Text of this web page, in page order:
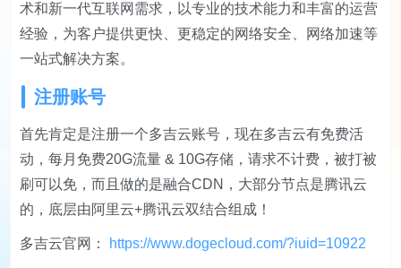
术和新一代互联网需求，以专业的技术能力和丰富的运营
经验，为客户提供更快、更稳定的网络安全、网络加速等
一站式解决方案。
注册账号
首先肯定是注册一个多吉云账号，现在多吉云有免费活
动，每月免费20G流量 & 10G存储，请求不计费，被打被
刷可以免，而且做的是融合CDN，大部分节点是腾讯云
的，底层由阿里云+腾讯云双结合组成！
多吉云官网： https://www.dogecloud.com/?iuid=10922